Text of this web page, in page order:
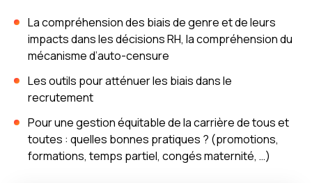
La compréhension des biais de genre et de leurs
impacts dans les décisions RH, la compréhension du
mécanisme d’auto-censure
Les outils pour atténuer les biais dans le
recrutement
Pour une gestion équitable de la carrière de tous et
toutes : quelles bonnes pratiques ? (promotions,
formations, temps partiel, congés maternité, …)